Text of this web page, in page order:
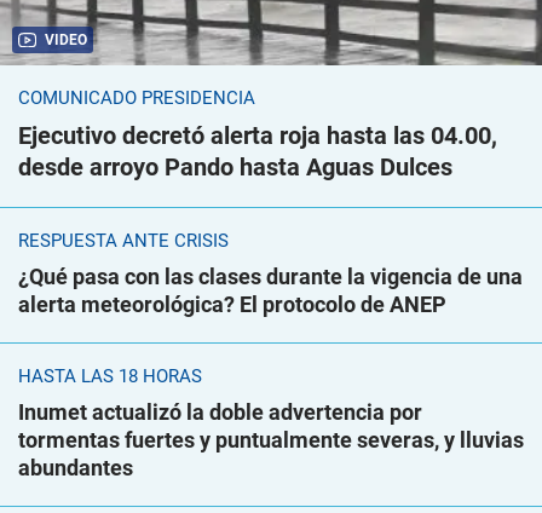
VIDEO
COMUNICADO PRESIDENCIA
Ejecutivo decretó alerta roja hasta las 04.00,
desde arroyo Pando hasta Aguas Dulces
RESPUESTA ANTE CRISIS
¿Qué pasa con las clases durante la vigencia de una
alerta meteorológica? El protocolo de ANEP
HASTA LAS 18 HORAS
Inumet actualizó la doble advertencia por
tormentas fuertes y puntualmente severas, y lluvias
abundantes